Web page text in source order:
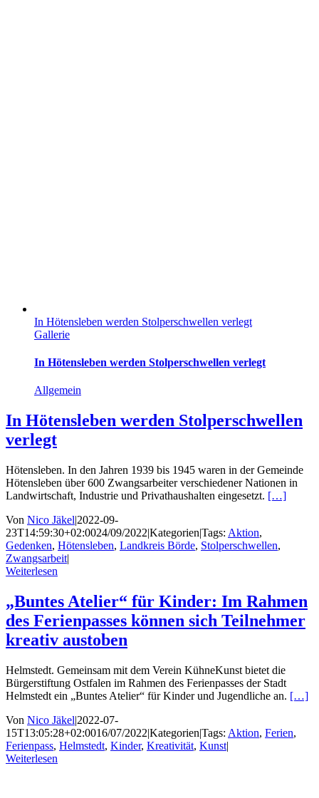
In Hötensleben werden Stolperschwellen verlegt
Gallerie
In Hötensleben werden Stolperschwellen verlegt
Allgemein
In Hötensleben werden Stolperschwellen
verlegt
Hötensleben. In den Jahren 1939 bis 1945 waren in der Gemeinde
Hötensleben über 600 Zwangsarbeiter verschiedener Nationen in
Landwirtschaft, Industrie und Privathaushalten eingesetzt. […]
Von Nico Jäkel|2022-09-
23T14:59:30+02:0024/09/2022|Kategorien|Tags: Aktion,
Gedenken, Hötensleben, Landkreis Börde, Stolperschwellen,
Zwangsarbeit|
Weiterlesen
„Buntes Atelier“ für Kinder: Im Rahmen
des Ferienpasses können sich Teilnehmer
kreativ austoben
Helmstedt. Gemeinsam mit dem Verein KühneKunst bietet die
Bürgerstiftung Ostfalen im Rahmen des Ferienpasses der Stadt
Helmstedt ein „Buntes Atelier“ für Kinder und Jugendliche an. […]
Von Nico Jäkel|2022-07-
15T13:05:28+02:0016/07/2022|Kategorien|Tags: Aktion, Ferien,
Ferienpass, Helmstedt, Kinder, Kreativität, Kunst|
Weiterlesen